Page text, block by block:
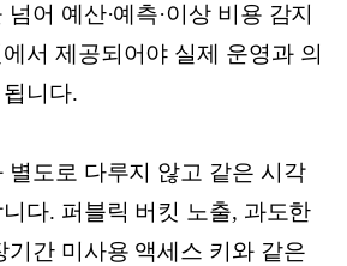
어 예산·예측·이상 비용 감지
서 제공되어야 실제 운영과 의
니다.
별도로 다루지 않고 같은 시각
다. 퍼블릭 버킷 노출, 과도한
기간 미사용 액세스 키와 같은